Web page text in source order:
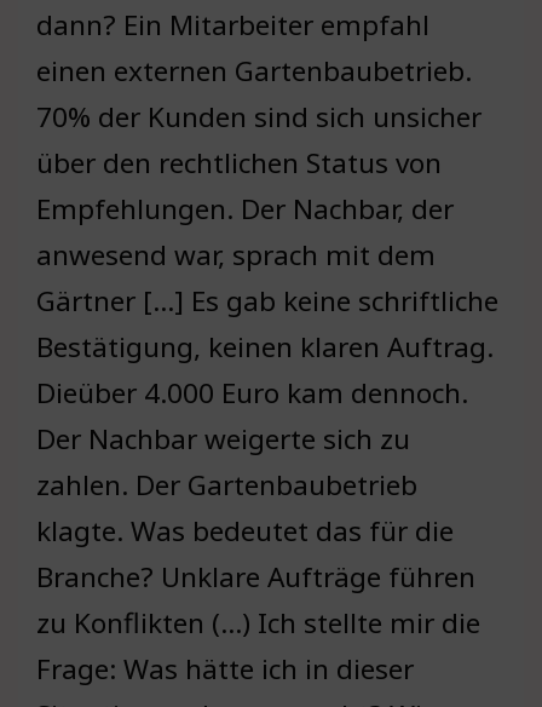
dann? Ein Mitarbeiter empfahl
einen externen Gartenbaubetrieb.
70% der Kunden sind sich unsicher
über den rechtlichen Status von
Empfehlungen. Der Nachbar, der
anwesend war, sprach mit dem
Gärtner […] Es gab keine schriftliche
Bestätigung, keinen klaren Auftrag.
Dieüber 4.000 Euro kam dennoch.
Der Nachbar weigerte sich zu
zahlen. Der Gartenbaubetrieb
klagte. Was bedeutet das für die
Branche? Unklare Aufträge führen
zu Konflikten (…) Ich stellte mir die
Frage: Was hätte ich in dieser